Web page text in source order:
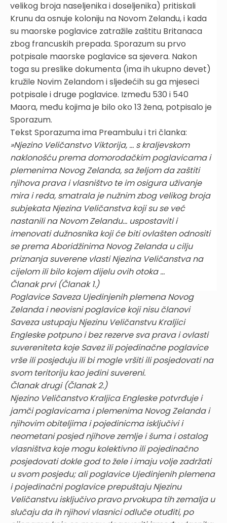
velikog broja naseljenika i doseljenika) pritiskali
Krunu da osnuje koloniju na Novom Zelandu, i kada
su maorske poglavice zatražile zaštitu Britanaca
zbog francuskih prepada. Sporazum su prvo
potpisale maorske poglavice sa sjevera. Nakon
toga su preslike dokumenta (ima ih ukupno devet)
kružile Novim Zelandom i sljedećih su ga mjeseci
potpisale i druge poglavice. Između 530 i 540
Maora, među kojima je bilo oko 13 žena, potpisalo je
Sporazum.
Tekst Sporazuma ima Preambulu i tri članka:
»Njezino Veličanstvo Viktorija, ... s kraljevskom
naklonošću prema domorodačkim poglavicama i
plemenima Novog Zelanda, sa željom da zaštiti
njihova prava i vlasništvo te im osigura uživanje
mira i reda, smatrala je nužnim zbog velikog broja
subjekata Njezina Veličanstva koji su se već
nastanili na Novom Zelandu... uspostaviti i
imenovati dužnosnika koji će biti ovlašten odnositi
se prema Aboridžinima Novog Zelanda u cilju
priznanja suverene vlasti Njezina Veličanstva na
cijelom ili bilo kojem dijelu ovih otoka ...
Članak prvi (Članak 1.)
Poglavice Saveza Ujedinjenih plemena Novog
Zelanda i neovisni poglavice koji nisu članovi
Saveza ustupaju Njezinu Veličanstvu Kraljici
Engleske potpuno i bez rezerve sva prava i ovlasti
suvereniteta koje Savez ili pojedinačne poglavice
vrše ili posjeduju ili bi mogle vršiti ili posjedovati na
svom teritoriju kao jedini suvereni.
Članak drugi (Članak 2.)
Njezino Veličanstvo Kraljica Engleske potvrđuje i
jamči poglavicama i plemenima Novog Zelanda i
njihovim obiteljima i pojedinicma isključivi i
neometani posjed njihove zemlje i šuma i ostalog
vlasništva koje mogu kolektivno ili pojedinačno
posjedovati dokle god to žele i imaju volje zadržati
u svom posjedu; ali poglavice Ujedinjenih plemena
i pojedinačni poglavice prepuštaju Njezinu
Veličanstvu isključivo pravo prvokupa tih zemalja u
slučaju da ih njihovi vlasnici odluče otuđiti, po